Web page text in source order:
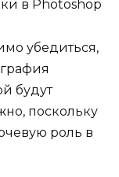
убедиться,
будут
поскольку
роль в